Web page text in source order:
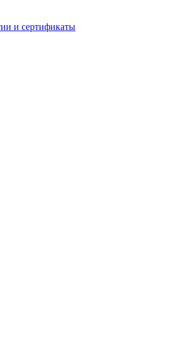
и сертификаты